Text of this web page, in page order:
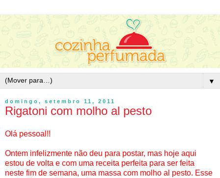
▼
domingo, setembro 11, 2011
Rigatoni com molho al pesto
Olá pessoal!!
Ontem infelizmente não deu para postar, mas hoje aqui
estou de volta e com uma receita perfeita para ser feita
neste fim de semana, uma massa com molho al pesto. Esse